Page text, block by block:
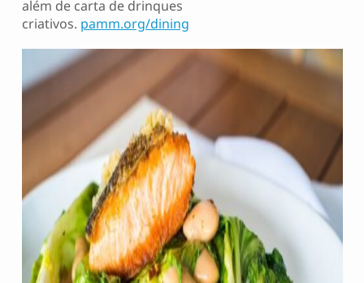
além de carta de drinques
criativos. pamm.org/dining